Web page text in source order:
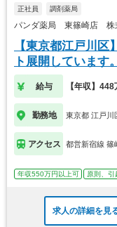
正社員 調剤薬局
パンダ薬局 東篠崎店 株
【東京都江戸川
ト展開しています。
給与 【年収】
勤務地 東京都 江戸川
アクセス 都営新宿線 篠
年収550万円以上可 原則、引
求人の詳細を見